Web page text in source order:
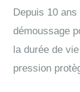
Depuis 10
démoussage
la durée de
pression